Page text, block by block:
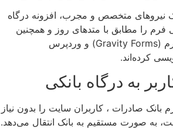
نیروهای متخصص و مجرب، افزونه درگاه
فرم را مطابق با متدهای روز و همچنین
استانداردهای گرویتی فرم (Gravity Forms) و وردپرس
به درگاه بانکی
بانک صادرات ، کاربران سایت را بدون نیاز
به صورت مستقیم به بانک انتقال می‌دهد.